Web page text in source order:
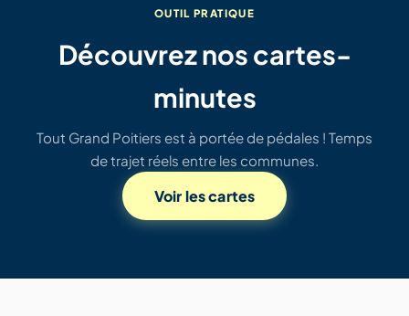
OUTIL PRATIQUE
Découvrez nos cartes-
minutes
Tout Grand Poitiers est à portée de pédales ! Temps
de trajet réels entre les communes.
Voir les cartes